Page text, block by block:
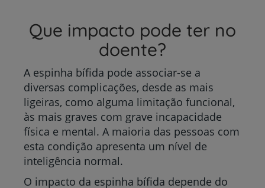
Que impacto pode ter no
doente?
A espinha bífida pode associar-se a
diversas complicações, desde as mais
ligeiras, como alguma limitação funcional,
às mais graves com grave incapacidade
física e mental. A maioria das pessoas com
esta condição apresenta um nível de
inteligência normal.
O impacto da espinha bífida depende do